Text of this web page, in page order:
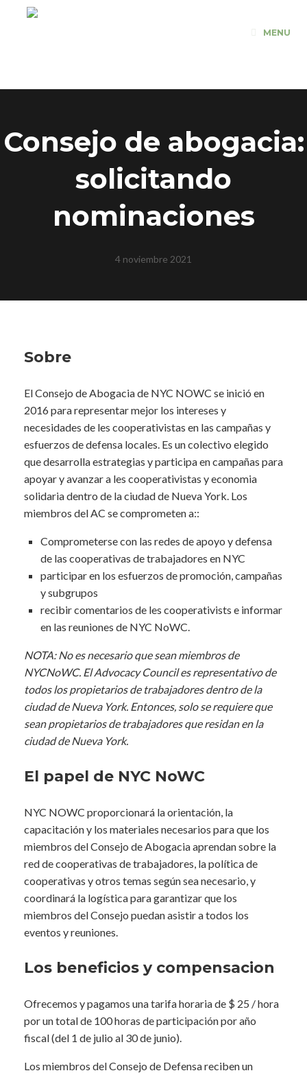
MENU
Consejo de abogacia:
solicitando
nominaciones
4 noviembre 2021
Sobre
El Consejo de Abogacia de NYC NOWC se inició en
2016 para representar mejor los intereses y
necesidades de les cooperativistas en las campañas y
esfuerzos de defensa locales. Es un colectivo elegido
que desarrolla estrategias y participa en campañas para
apoyar y avanzar a les cooperativistas y economia
solidaria dentro de la ciudad de Nueva York. Los
miembros del AC se comprometen a::
Comprometerse con las redes de apoyo y defensa
de las cooperativas de trabajadores en NYC
participar en los esfuerzos de promoción, campañas
y subgrupos
recibir comentarios de les cooperativists e informar
en las reuniones de NYC NoWC.
NOTA: No es necesario que sean miembros de
NYCNoWC. El Advocacy Council es representativo de
todos los propietarios de trabajadores dentro de la
ciudad de Nueva York. Entonces, solo se requiere que
sean propietarios de trabajadores que residan en la
ciudad de Nueva York.
El papel de NYC NoWC
NYC NOWC proporcionará la orientación, la
capacitación y los materiales necesarios para que los
miembros del Consejo de Abogacia aprendan sobre la
red de cooperativas de trabajadores, la política de
cooperativas y otros temas según sea necesario, y
coordinará la logística para garantizar que los
miembros del Consejo puedan asistir a todos los
eventos y reuniones.
Los beneficios y compensacion
Ofrecemos y pagamos una tarifa horaria de $ 25 / hora
por un total de 100 horas de participación por año
fiscal (del 1 de julio al 30 de junio).
Los miembros del Consejo de Defensa reciben un